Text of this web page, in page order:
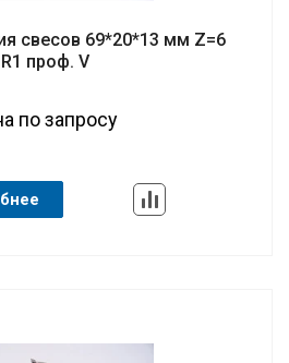
свесов 69*20*13 мм Z=6
R1 проф. V
по запросу